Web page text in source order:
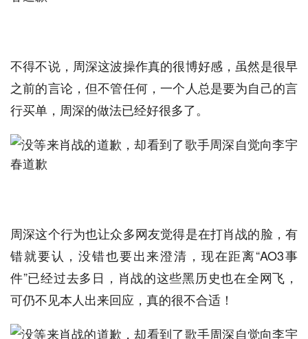
不得不说，周深这波操作真的很博好感，虽然是很早
之前的言论，但不管任何，一个人总是要为自己的言
行买单，周深的做法已经好很多了。
周深这个行为也让众多网友觉得是在打肖战的脸，有
错就要认，没错也要出来澄清，现在距离“AO3事
件”已经过去多日，肖战的这些黑历史也在全网飞，
可仍不见本人出来回应，真的很不合适！